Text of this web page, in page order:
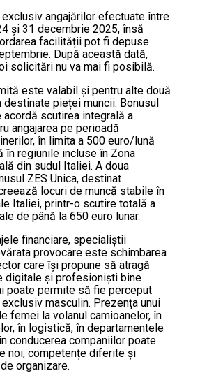
angajărilor efectuate între
și 31 decembrie 2025, însă
facilității pot fi depuse
După această dată,
solicitări nu va mai fi posibilă.
este valabil și pentru alte două
destinate pieței muncii: Bonusul
acordă scutirea integrală a
angajarea pe perioadă
în limita a 500 euro/lună
în regiunile incluse în Zona
din sudul Italiei. A doua
ZES Unica, destinat
locuri de muncă stabile în
Italiei, printr-o scutire totală a
de până la 650 euro lunar.
financiare, specialiștii
provocare este schimbarea
care își propune să atragă
digitale și profesioniști bine
poate permite să fie perceput
masculin. Prezența unui
femei la volanul camioanelor, în
în logistică, în departamentele
conducerea companiilor poate
noi, competențe diferite și
organizare.